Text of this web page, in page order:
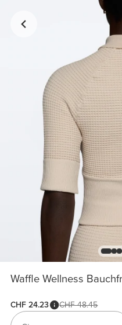
Waffle Wellness
CHF 24.23 CHF 48.45